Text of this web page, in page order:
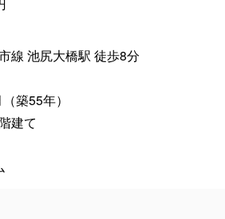
線 池尻大橋駅 徒歩8分
築55年）
建て